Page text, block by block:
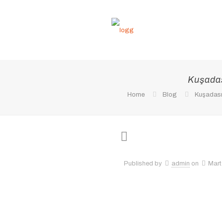
Home Blog
Published by admin on